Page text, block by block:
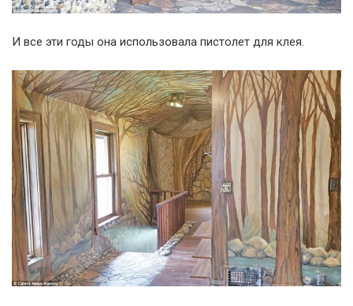
И все эти годы она использовала пистолет для клея.